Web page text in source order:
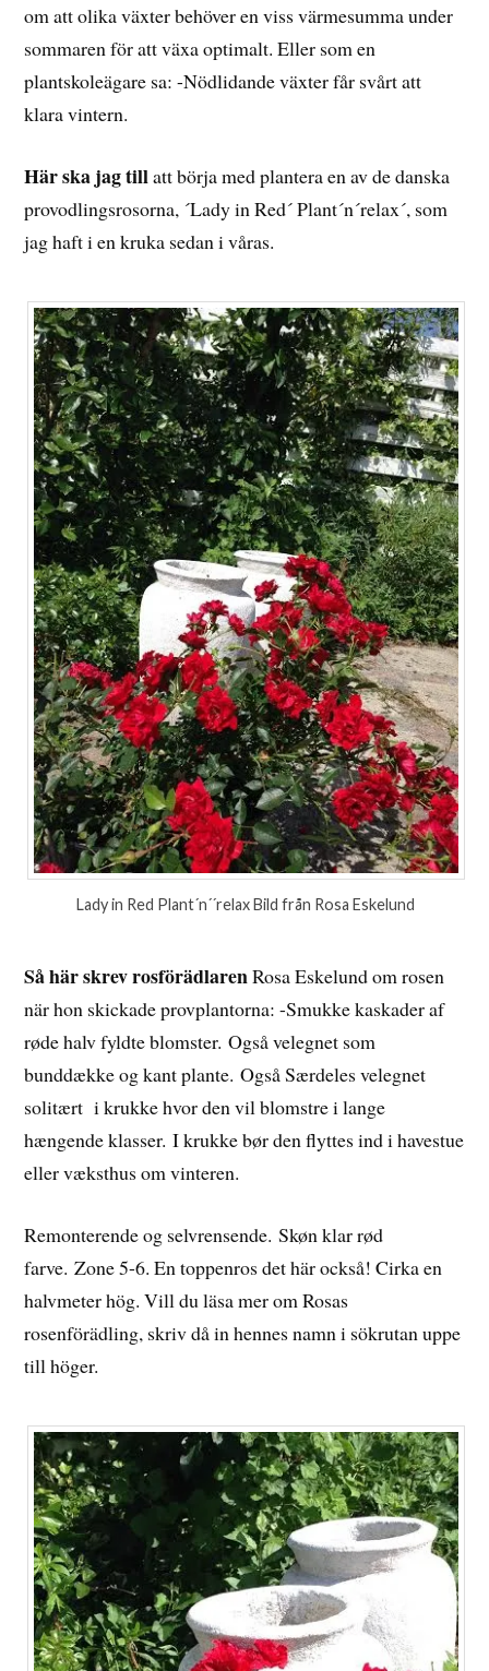
om att olika växter behöver en viss värmesumma under
sommaren för att växa optimalt. Eller som en
plantskoleägare sa: -Nödlidande växter får svårt att
klara vintern.
Här ska jag tillatt börja med plantera en av de danska
provodlingsrosorna, ´Lady in Red´ Plant´n´relax´, som
jag haft i en kruka sedan i våras.
Lady in Red Plant´n´´relax Bild från Rosa Eskelund
Så här skrev rosförädlarenRosa Eskelund om rosen
när hon skickade provplantorna: -Smukke kaskader af
røde halv fyldte blomster. Også velegnet som
bunddække og kant plante. Også Særdeles velegnet
solitært i krukke hvor den vil blomstre i lange
hængende klasser. I krukke bør den flyttes ind i havestue
eller væksthus om vinteren.
Remonterende og selvrensende. Skøn klar rød
farve. Zone 5-6. En toppenros det här också! Cirka en
halvmeter hög. Vill du läsa mer om Rosas
rosenförädling, skriv då in hennes namn i sökrutan uppe
till höger.